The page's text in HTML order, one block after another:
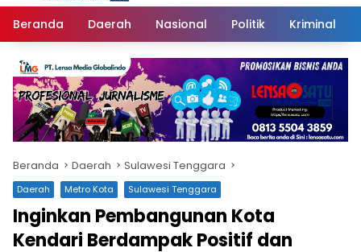
Beranda Daerah Nasional Politik Kriminal
Beranda Daerah Sulawesi Tenggara
Daerah Metro Kota Sulawesi Tenggara
Inginkan Pembangunan Kota
Kendari Berdampak Positif dan